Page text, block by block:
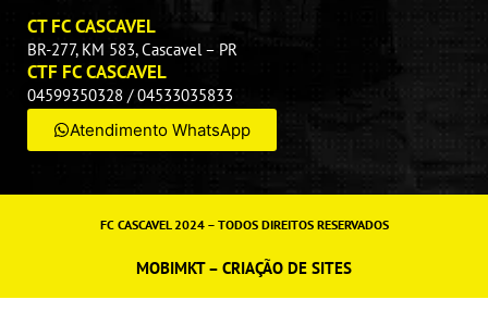
CT FC CASCAVEL
BR-277, KM 583, Cascavel – PR
CTF FC CASCAVEL
04599350328 / 04533035833
Atendimento WhatsApp
FC CASCAVEL 2024 – TODOS DIREITOS RESERVADOS
MOBIMKT – CRIAÇÃO DE SITES